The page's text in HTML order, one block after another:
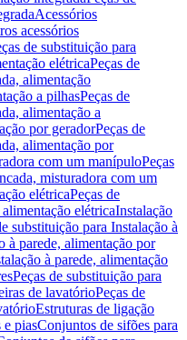
Acessórios
acessórios
de substituição para
elétricaPeças de
alimentação
a pilhasPeças de
alimentação a
por geradorPeças de
alimentação por
com um manípuloPeças
misturadora com um
elétricaPeças de
elétricaInstalação
substituição para Instalação à
à parede, alimentação por
à parede, alimentação
Peças de substituição para
de lavatórioPeças de
Estruturas de ligação
e piasConjuntos de sifões para